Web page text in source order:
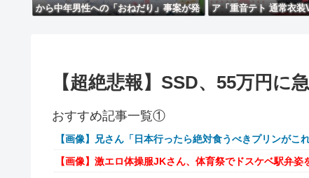
から中年男性への「おねだり」事案が発
ア「重音テト 通常衣装
【超絶悲報】SSD、55万円に
おすすめ記事一覧①
【画像】兄さん「日本行ったら絶対食うべきプリンがこれ
【画像】激エロ体操服JKさん、体育祭でドスケベ駅弁